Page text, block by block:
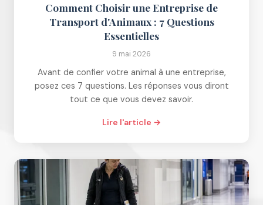
Comment Choisir une Entreprise de
Transport d'Animaux : 7 Questions
Essentielles
9 mai 2026
Avant de confier votre animal à une entreprise,
posez ces 7 questions. Les réponses vous diront
tout ce que vous devez savoir.
Lire l'article →